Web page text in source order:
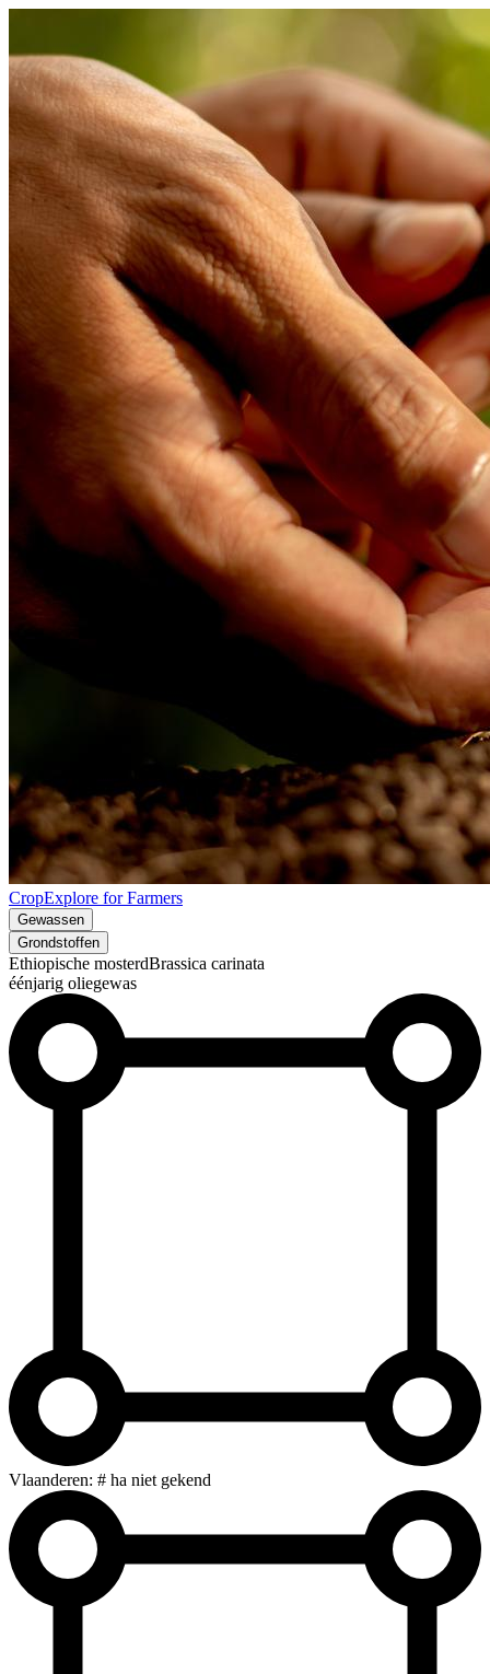
CropExplore for Farmers
Gewassen
Grondstoffen
Ethiopische mosterdBrassica carinata
éénjarig oliegewas
Vlaanderen: # ha niet gekend